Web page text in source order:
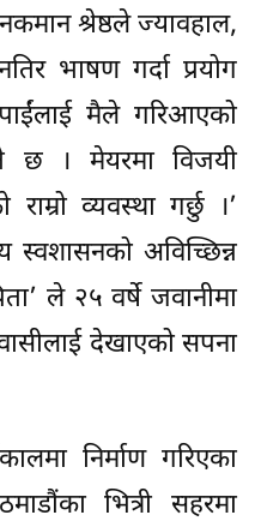
श्रेष्ठले ज्यावहाल,
भाषण गर्दा प्रयोग
मैले गरिआएको
छ । मेयरमा विजयी
व्यवस्था गर्छु ।’
स्वशासनको अविच्छिन्न
ले २५ वर्षे जवानीमा
देखाएको सपना
निर्माण गरिएका
भित्री सहरमा